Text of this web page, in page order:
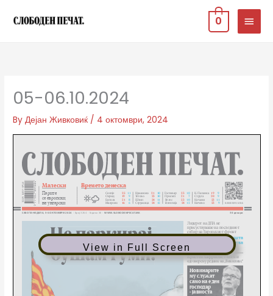
MAIN
0
05-06.10.2024
ByДејан Живковиќ / 4 октомври, 2024
View in Full Screen